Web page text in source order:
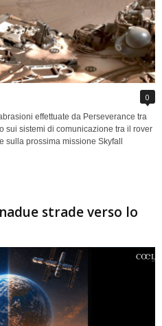
0
effettuate da Perseverance tra
sui sistemi di comunicazione tra il rover
sulla prossima missione Skyfall
strade verso lo